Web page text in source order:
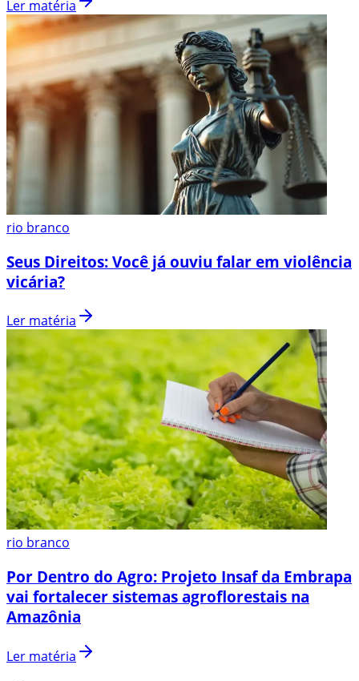
Ler matéria
rio branco
Seus Direitos: Você já ouviu falar em violência
vicária?
Ler matéria
rio branco
Por Dentro do Agro: Projeto Insaf da Embrapa
vai fortalecer sistemas agroflorestais na
Amazônia
Ler matéria